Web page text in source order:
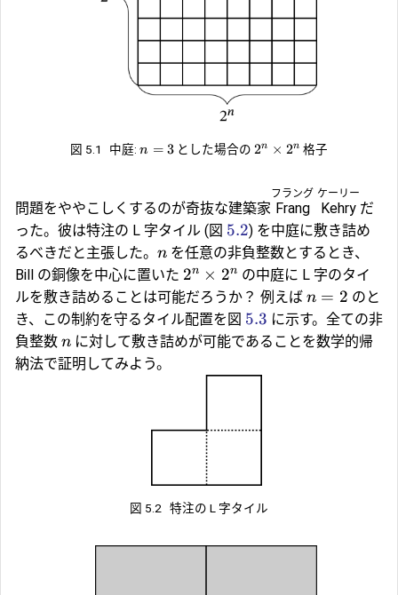
図 5.1 中庭:n = 3 とした場合の 2n × 2n 格子
問題をややこしくするのが奇抜な建築家 Frang
フラング
Kehry
ケーリー
だ
った。彼は特注の L 字タイル (図 5.2) を中庭に敷き詰め
るべきだと主張した。 n を任意の非負整数とするとき、
Bill の銅像を中心に置いた 2n × 2n の中庭に L 字のタイ
ルを敷き詰めることは可能だろうか？ 例えば n = 2 のと
き、この制約を守るタイル配置を図 5.3 に示す。全ての非
負整数 n に対して敷き詰めが可能であることを数学的帰
納法で証明してみよう。
図 5.2 特注の L 字タイル